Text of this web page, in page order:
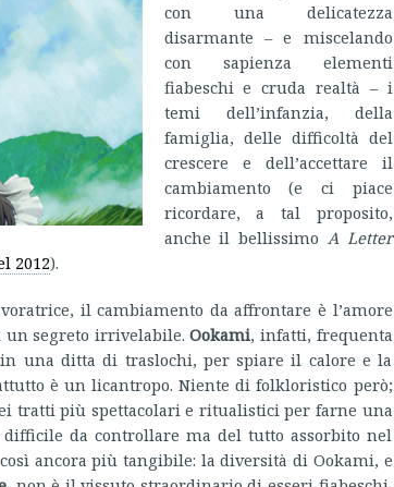
con una delicatezza
disarmante – e miscelando
con sapienza elementi
fiabeschi e cruda realtà – i
temi dell’infanzia, della
famiglia, delle difficoltà del
crescere e dell’accettare il
cambiamento (e ci piace
ricordare, a tal proposito,
anche il bellissimo A Letter
2012).
il cambiamento da affrontare è l’amore
un segreto irrivelabile.Ookami, infatti, frequenta
una ditta di traslochi, per spiare il calore e la
è un licantropo. Niente di folkloristico però;
tratti più spettacolari e ritualistici per farne una
da controllare ma del tutto assorbito nel
ancora più tangibile: la diversità di Ookami, e